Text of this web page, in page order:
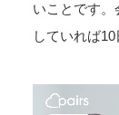
いことです
していれば